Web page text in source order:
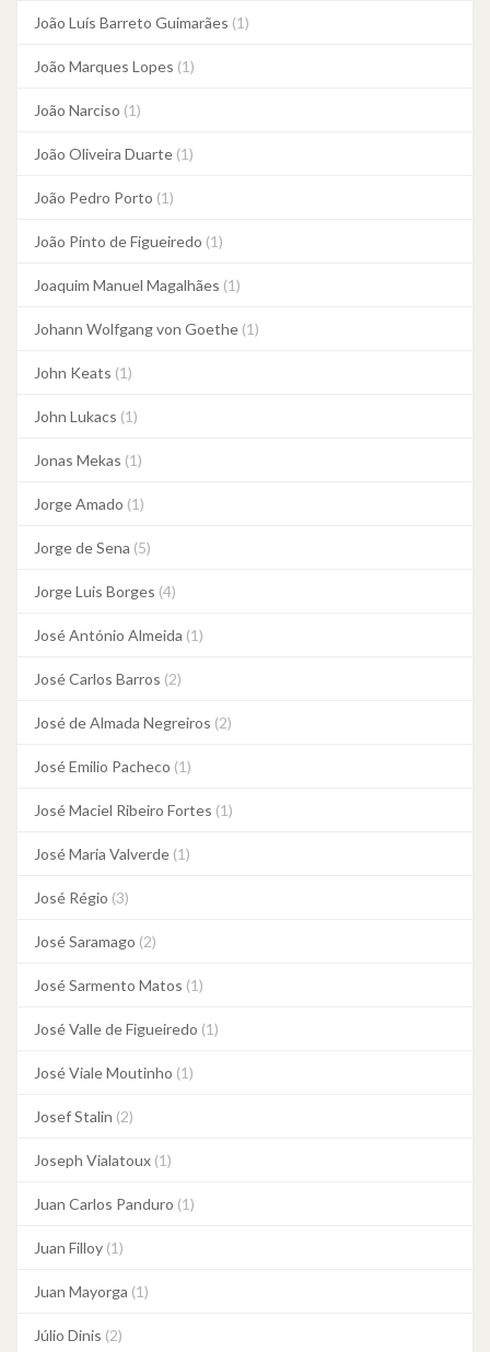
João Luís Barreto Guimarães (1)
João Marques Lopes (1)
João Narciso (1)
João Oliveira Duarte (1)
João Pedro Porto (1)
João Pinto de Figueiredo (1)
Joaquim Manuel Magalhães (1)
Johann Wolfgang von Goethe (1)
John Keats (1)
John Lukacs (1)
Jonas Mekas (1)
Jorge Amado (1)
Jorge de Sena (5)
Jorge Luis Borges (4)
José António Almeida (1)
José Carlos Barros (2)
José de Almada Negreiros (2)
José Emilio Pacheco (1)
José Maciel Ribeiro Fortes (1)
José Maria Valverde (1)
José Régio (3)
José Saramago (2)
José Sarmento Matos (1)
José Valle de Figueiredo (1)
José Viale Moutinho (1)
Josef Stalin (2)
Joseph Vialatoux (1)
Juan Carlos Panduro (1)
Juan Filloy (1)
Juan Mayorga (1)
Júlio Dinis (2)